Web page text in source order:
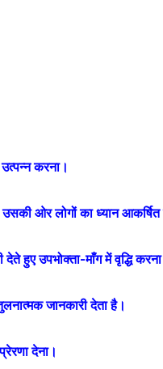
करना।
उसकी ओर लोगों का ध्यान
हुए उपभोक्ता-माँग में वृद्धि
जानकारी देता है।
देना।